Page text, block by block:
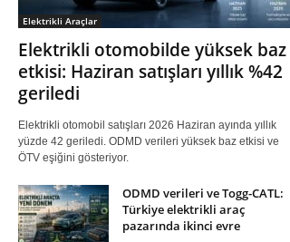
Elektrikli Araçlar
Elektrikli otomobilde yüksek baz
etkisi: Haziran satışları yıllık %42
geriledi
Elektrikli otomobil satışları 2026 Haziran ayında yıllık
yüzde 42 geriledi. ODMD verileri yüksek baz etkisi ve
ÖTV eşiğini gösteriyor.
ODMD verileri ve Togg-CATL:
Türkiye elektrikli araç
pazarında ikinci evre